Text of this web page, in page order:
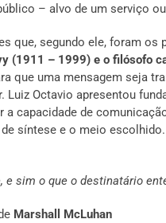
– alvo de um serviço
que, segundo ele, foram
(1911 – 1999) e o filósofo
que uma mensagem seja
Octavio apresentou
a capacidade de
síntese e o meio
e sim o que o destinatário
Marshall McLuhan